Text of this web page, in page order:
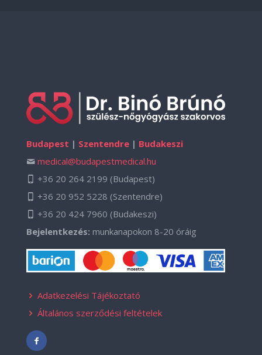
Budapest | Szentendre | Budakeszi
medical@budapestmedical.hu
+36 20 264 2199 (Budapest)
+36 20 952 5228 (Szentendre)
+36 20 424 7960 (Budakeszi)
Bejelentkezés: munkanapokon 8-20 óráig
Adatkezelési Tájékoztató
Általános szerződési feltételek